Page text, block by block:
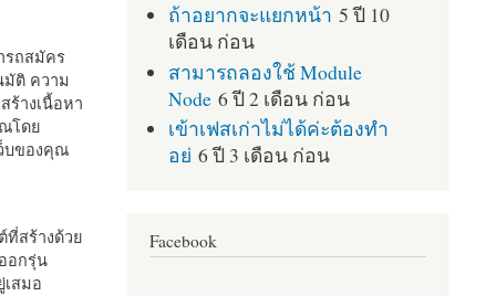
รถสมัคร
มัติ ความ
ร้างเนื้อหา
ณโดย
บของคุณ
ที่สร้างด้วย
อกรุ่น
สมอ
ถ้าอยากจะแยกหน้า 5 ปี 10
เดือน ก่อน
สามารถลองใช้ Module
Node 6 ปี 2 เดือน ก่อน
เข้าเฟสเก่าไม่ได้ค่ะต้องทำ
อย่ 6 ปี 3 เดือน ก่อน
Facebook